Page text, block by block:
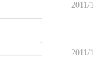
2011/
2011/